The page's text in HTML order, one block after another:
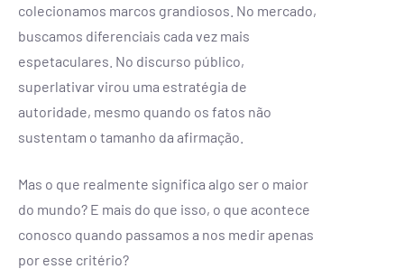
colecionamos marcos grandiosos. No mercado,
buscamos diferenciais cada vez mais
espetaculares. No discurso público,
superlativar virou uma estratégia de
autoridade, mesmo quando os fatos não
sustentam o tamanho da afirmação.
Mas o que realmente significa algo ser o maior
do mundo? E mais do que isso, o que acontece
conosco quando passamos a nos medir apenas
por esse critério?